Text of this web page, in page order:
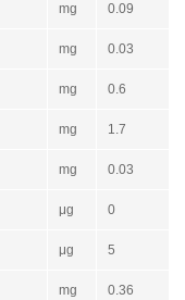
mg 0.09
mg 0.03
mg 0.6
mg 1.7
mg 0.03
μg 0
μg 5
mg 0.36